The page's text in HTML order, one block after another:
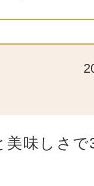
味しさで